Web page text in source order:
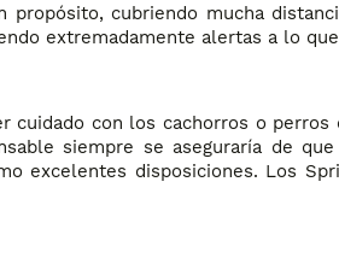
propósito, cubriendo mucha
extremadamente alertas a lo
con los cachorros o
siempre se aseguraría de
excelentes disposiciones. Los